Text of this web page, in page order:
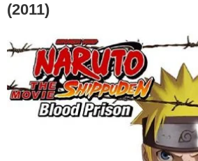
(2011)